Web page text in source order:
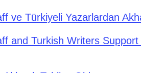
ve Türkiyeli Yazarlardan
and Turkish Writers